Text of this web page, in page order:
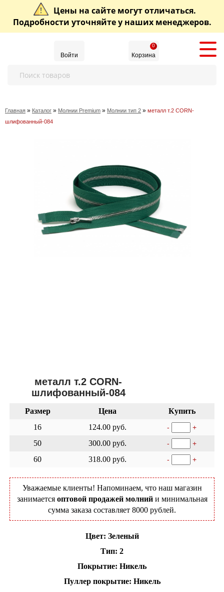
Цены на сайте могут отличаться.
Подробности уточняйте у наших менеджеров.
Войти Корзина
0
Главная » Каталог » Молнии Premium » Молнии тип 2 » металл т.2 CORN-
шлифованный-084
металл т.2 CORN-
шлифованный-084
Размер Цена
Купить
16
124.00 руб. - +
50 300.00 руб. - +
60 318.00 руб. - +
Уважаемые клиенты! Напоминаем, что наш магазин
занимается оптовой продажей молнийи минимальная
сумма заказа составляет 8000 рублей.
Цвет: Зеленый
Тип: 2
Покрытие: Никель
Пуллер покрытие: Никель